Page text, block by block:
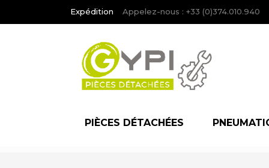
Expédition Appelez-nous : +33 (0)374.010.940
PIÈCES DÉTACHÉES